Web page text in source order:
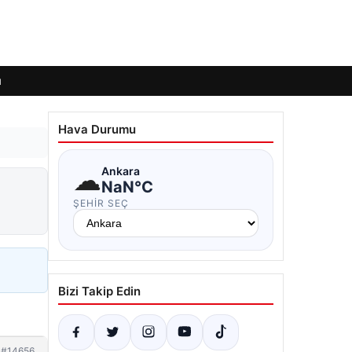
Hava Durumu
☁Ankara
NaN°C
ŞEHIR SEÇ
Bizi Takip Edin